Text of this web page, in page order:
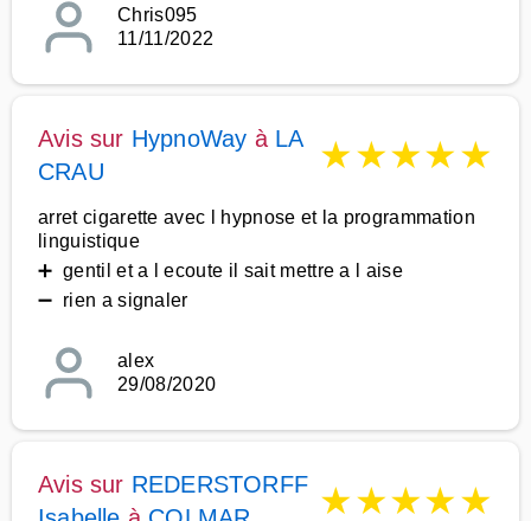
Chris095
11/11/2022
Avis sur HypnoWay à LA
CRAU
★★★★★
arret cigarette avec l hypnose et la programmation
linguistique
➕ gentil et a l ecoute il sait mettre a l aise
➖ rien a signaler
alex
29/08/2020
Avis sur REDERSTORFF ★★★★★